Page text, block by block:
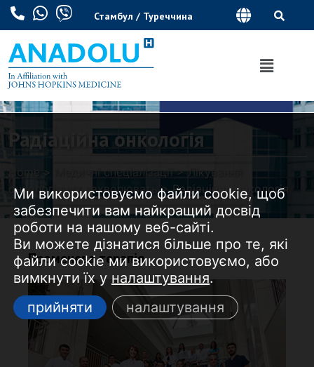
Стамбул / Туреччина
Радіаційна онкологія
Home > Медичні спеціалізації > Лікування
онкологічних захворювать
> Радіаційна онкологія
Променева терапія
Ми використовуємо файли cookie, щоб
забезпечити вам найкращий досвід
роботи на нашому веб-сайті.
Ви можете дізнатися більше про те, які
файли cookie ми використовуємо, або
вимкнути їх у налаштування.
прийняти
налаштування